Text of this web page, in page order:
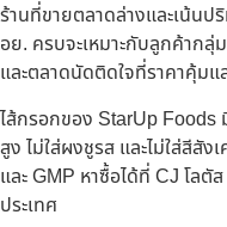
ร้านที่ขายตลาดล่างและเน้น
อย. ครบจะเหมาะกับลูกค้าก
และตลาดนัดติดใจที่ราคาคุ้ม
ไส้กรอกของ StarUp Foods
สูง ไม่ใส่ผงชูรส และไม่ใส่สีสั
และ GMP หาซื้อได้ที่ CJ โล
ประเทศ